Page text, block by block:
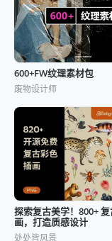
600+FW纹理素材包
废物设计师
探索复古美学！800+
画，打造质感设计
处处皆风景